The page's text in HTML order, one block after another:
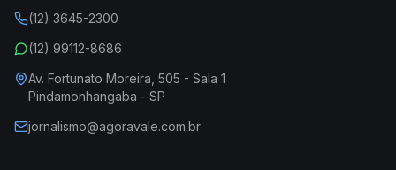
(12) 3645-2300
(12) 99112-8686
Av. Fortunato Moreira, 505 - Sala 1
Pindamonhangaba - SP
jornalismo@agoravale.com.br